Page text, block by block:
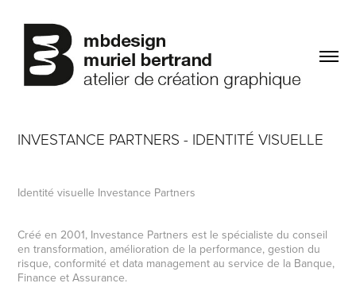
INVESTANCE PARTNERS - IDENTITÉ VISUELLE
Identité visuelle Investance Partners
Créé en 2001, Investance Partners est le spécialiste du conseil
en transformation, amélioration de la performance, gestion du
risque, conformité et data management au service de la Banque,
Finance et Assurance.